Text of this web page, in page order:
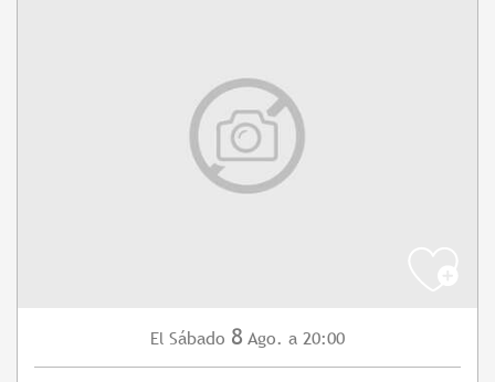
El Sábado 8 Ago. a 20:00